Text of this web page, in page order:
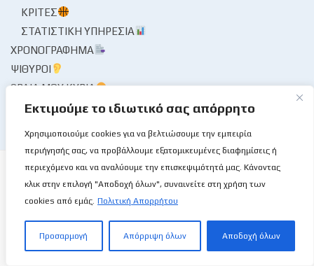
Εκτιμούμε το ιδιωτικό σας απόρρητο
Χρησιμοποιούμε cookies για να βελτιώσουμε την εμπειρία
περιήγησής σας, να προβάλλουμε εξατομικευμένες διαφημίσεις ή
περιεχόμενο και να αναλύουμε την επισκεψιμότητά μας. Κάνοντας
κλικ στην επιλογή "Αποδοχή όλων", συναινείτε στη χρήση των
cookies από εμάς. Πολιτική Απορρήτου
Προσαρμογή Απόρριψη όλων Αποδοχή όλων
ΚΡΙΤΈΣ
ΣΤΑΤΙΣΤΙΚΉ ΥΠΗΡΕΣΊΑ
ΧΡΟΝΟΓΡΆΦΗΜΑ
ΨΊΘΥΡΟΙ
ΩΡΑΊΑ ΜΟΥ ΚΥΡΊΑ
Μια νέα ιστοσελίδα εμφανίζεται σήμερα μπροστά στις οθόνες